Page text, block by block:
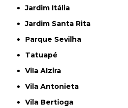
Jardim Itália
Jardim Santa Rita
Parque Sevilha
Tatuapé
Vila Alzira
Vila Antonieta
Vila Bertioga